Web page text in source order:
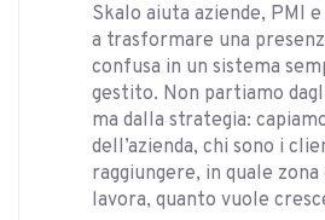
Skalo aiuta aziende, PMI
a trasformare una
confusa in un sistema
gestito. Non partiamo
ma dalla strategia:
dell’azienda, chi sono i
raggiungere, in quale
lavora, quanto vuole